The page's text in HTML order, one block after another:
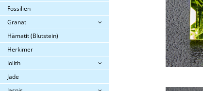
Fossilien
Granat
Hämatit (Blutstein)
Herkimer
Iolith
Jade